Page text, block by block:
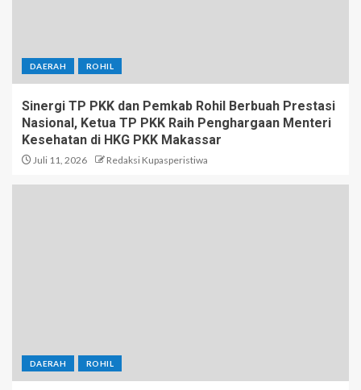
DAERAH ROHIL
Sinergi TP PKK dan Pemkab Rohil Berbuah Prestasi
Nasional, Ketua TP PKK Raih Penghargaan Menteri
Kesehatan di HKG PKK Makassar
Juli 11, 2026 Redaksi Kupasperistiwa
DAERAH ROHIL